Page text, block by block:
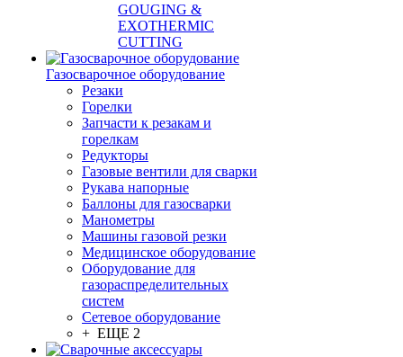
GOUGING &
EXOTHERMIC
CUTTING
Газосварочное оборудование
Резаки
Горелки
Запчасти к резакам и
горелкам
Редукторы
Газовые вентили для сварки
Рукава напорные
Баллоны для газосварки
Манометры
Машины газовой резки
Медицинское оборудование
Оборудование для
газораспределительных
систем
Сетевое оборудование
+ ЕЩЕ 2